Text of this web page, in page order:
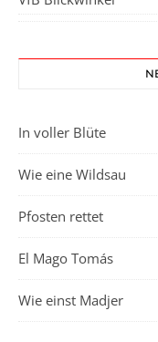
In voller Blüte
Wie eine Wildsau
Pfosten rettet
El Mago Tomás
Wie einst Madjer